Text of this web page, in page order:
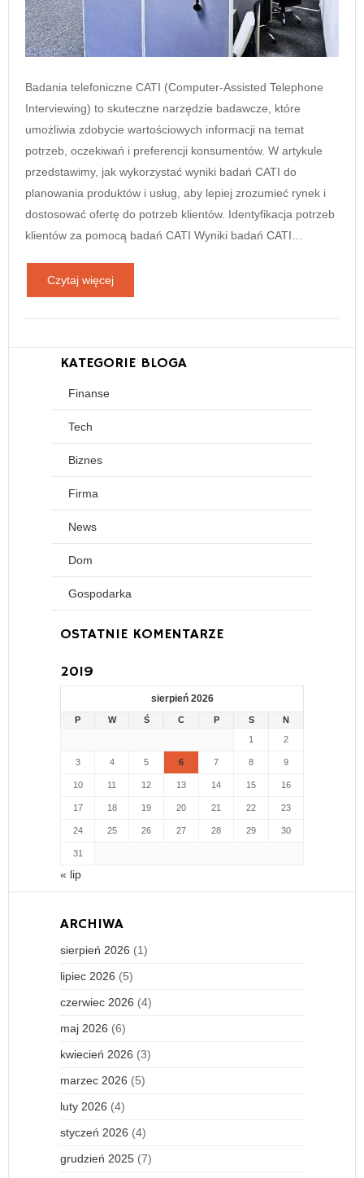
Badania telefoniczne CATI (Computer-Assisted Telephone
Interviewing) to skuteczne narzędzie badawcze, które
umożliwia zdobycie wartościowych informacji na temat
potrzeb, oczekiwań i preferencji konsumentów. W artykule
przedstawimy, jak wykorzystać wyniki badań CATI do
planowania produktów i usług, aby lepiej zrozumieć rynek i
dostosować ofertę do potrzeb klientów. Identyfikacja potrzeb
klientów za pomocą badań CATI Wyniki badań CATI…
Czytaj więcej
KATEGORIE BLOGA
Finanse
Tech
Biznes
Firma
News
Dom
Gospodarka
OSTATNIE KOMENTARZE
2019
sierpień 2026
P W Ś C P S
N
1
2
3 4 5 6 7 8 9
10 11 12 13 14 15 16
17 18 19 20 21 22 23
24 25 26 27 28 29 30
31
« lip
ARCHIWA
sierpień 2026 (1)
lipiec 2026 (5)
czerwiec 2026 (4)
maj 2026 (6)
kwiecień 2026 (3)
marzec 2026 (5)
luty 2026 (4)
styczeń 2026 (4)
grudzień 2025 (7)